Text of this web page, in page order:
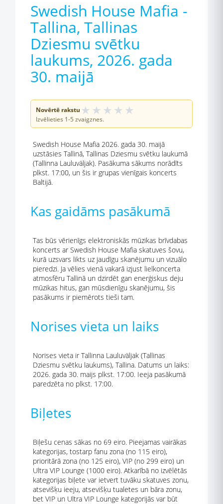
Swedish House Mafia -
Tallina, Tallinas
Dziesmu svētku
laukums, 2026. gada
30. maijā
Novērtē rakstu ★ ★ ★ ★ ★
Izvēlieties 1-5 zvaigznes.
Swedish House Mafia 2026. gada 30. maijā
uzstāsies Tallinā, Tallinas Dziesmu svētku laukumā
(Tallinna Lauluväljak). Pasākuma sākums norādīts
plkst. 17:00, un šis ir grupas vienīgais koncerts
Baltijā.
Kas gaidāms pasākumā
Tas būs vērienīgs elektroniskās mūzikas brīvdabas
koncerts ar Swedish House Mafia skatuves šovu,
kurā uzsvars likts uz jaudīgu skanējumu un vizuālo
pieredzi. Ja vēlies vienā vakarā izjust lielkoncerta
atmosfēru Tallinā un dzirdēt gan enerģiskus deju
mūzikas hitus, gan mūsdienīgu skanējumu, šis
pasākums ir piemērots tieši tam.
Norises vieta un laiks
Norises vieta ir Tallinna Lauluväljak (Tallinas
Dziesmu svētku laukums), Tallina. Datums un laiks:
2026. gada 30. maijs plkst. 17:00. Ieeja pasākumā
paredzēta no plkst. 17:00.
Biļetes
Biļešu cenas sākas no 69 eiro. Pieejamas vairākas
kategorijas, tostarp fanu zona (no 115 eiro),
prioritārā zona (no 125 eiro), VIP (no 299 eiro) un
Ultra VIP Lounge (1000 eiro). Atkarībā no izvēlētās
kategorijas biļete var ietvert tuvāku skatuves zonu,
atsevišķu ieeju, atsevišķu tualetes un bāra zonu,
bet VIP un Ultra VIP Lounge kategorijās var būt